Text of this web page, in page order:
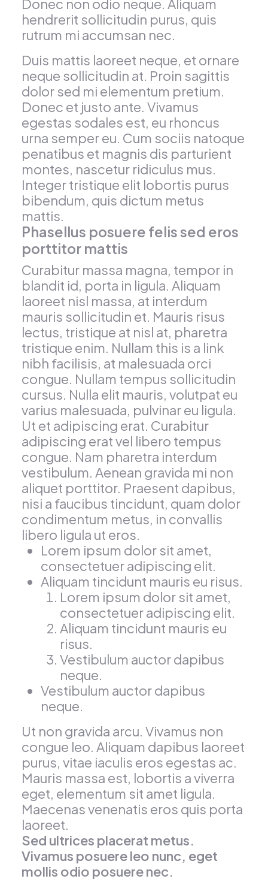
Donec non odio neque. Aliquam
hendrerit sollicitudin purus, quis
rutrum mi accumsan nec.
Duis mattis laoreet neque, et ornare
neque sollicitudin at. Proin sagittis
dolor sed mi elementum pretium.
Donec et justo ante. Vivamus
egestas sodales est, eu rhoncus
urna semper eu. Cum sociis natoque
penatibus et magnis dis parturient
montes, nascetur ridiculus mus.
Integer tristique elit lobortis purus
bibendum, quis dictum metus
mattis.
Phasellus posuere felis sed eros
porttitor mattis
Curabitur massa magna, tempor in
blandit id, porta in ligula. Aliquam
laoreet nisl massa, at interdum
mauris sollicitudin et. Mauris risus
lectus, tristique at nisl at, pharetra
tristique enim. Nullam this is a link
nibh facilisis, at malesuada orci
congue. Nullam tempus sollicitudin
cursus. Nulla elit mauris, volutpat eu
varius malesuada, pulvinar eu ligula.
Ut et adipiscing erat. Curabitur
adipiscing erat vel libero tempus
congue. Nam pharetra interdum
vestibulum. Aenean gravida mi non
aliquet porttitor. Praesent dapibus,
nisi a faucibus tincidunt, quam dolor
condimentum metus, in convallis
libero ligula ut eros.
Lorem ipsum dolor sit amet,
consectetuer adipiscing elit.
Aliquam tincidunt mauris eu risus.
Lorem ipsum dolor sit amet,
consectetuer adipiscing elit.
Aliquam tincidunt mauris eu
risus.
Vestibulum auctor dapibus
neque.
Vestibulum auctor dapibus
neque.
Ut non gravida arcu. Vivamus non
congue leo. Aliquam dapibus laoreet
purus, vitae iaculis eros egestas ac.
Mauris massa est, lobortis a viverra
eget, elementum sit amet ligula.
Maecenas venenatis eros quis porta
laoreet.
Sed ultrices placerat metus.
Vivamus posuere leo nunc, eget
mollis odio posuere nec.